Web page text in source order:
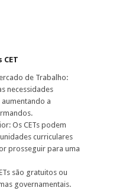
de Trabalho:
necessidades
a
Os CETs podem
curriculares
prosseguir para uma
são gratuitos ou
governamentais.